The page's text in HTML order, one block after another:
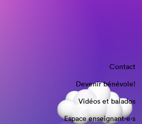
Contact
Devenir bénévole!
Vidéos et balados
Espace enseignant·e⋅s